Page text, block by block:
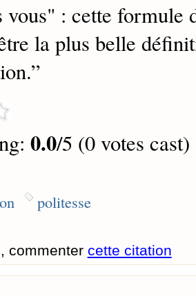
vous" : cette formule
la plus belle
”
0.0/5 (0 votes cast)
politesse
commenter cette citation